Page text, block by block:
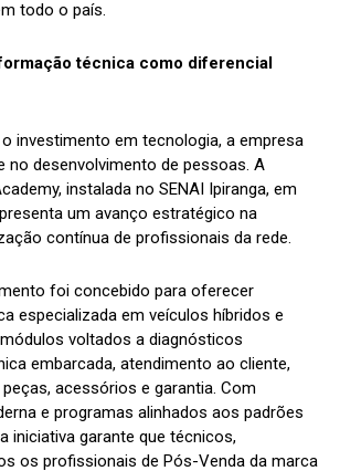
todo o país.
técnica como diferencial
investimento em tecnologia, a empresa
no desenvolvimento de pessoas. A
instalada no SENAI Ipiranga, em
um avanço estratégico na
contínua de profissionais da rede.
foi concebido para oferecer
especializada em veículos híbridos e
voltados a diagnósticos
embarcada, atendimento ao cliente,
acessórios e garantia. Com
e programas alinhados aos padrões
iniciativa garante que técnicos,
os profissionais de Pós-Venda da marca